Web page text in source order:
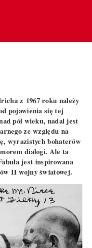
z 1967 roku należy
pojawienia się tej
pół wieku, nadal jest
ze względu na
wyrazistych bohaterów
dialogi. Ale ta
jest inspirowana
II wojny światowej.